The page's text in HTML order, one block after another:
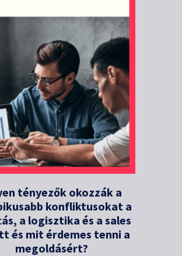
tényezők okozzák a
konfliktusokat a
a logisztika és a sales
és mit érdemes tenni a
megoldásért?